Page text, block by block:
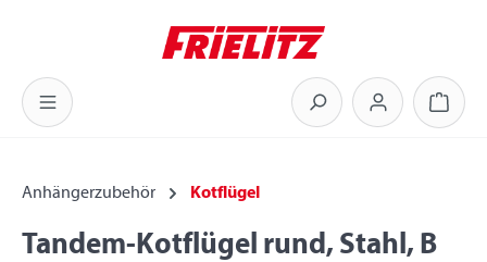
Zum Hauptinhalt springen
Anhängerzubehör Kotflügel
Tandem-Kotflügel rund, Stahl, B